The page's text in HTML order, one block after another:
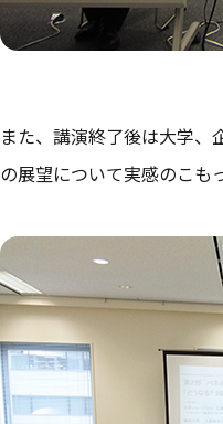
また、講演終了後は大学
の展望について実感のこも